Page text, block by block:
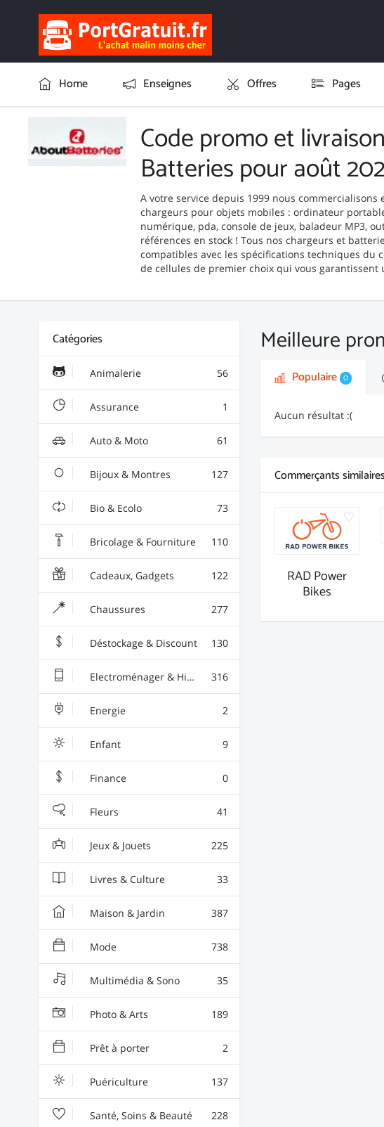
Home Enseignes Offres Pages
Code promo et
Batteries pour août
A votre service depuis 1999 nous
chargeurs pour objets mobiles : ordinateur
numérique, pda, console de jeux, baladeur MP3,
références en stock ! Tous nos chargeurs et
compatibles avec les spécifications techniques du
de cellules de premier choix qui vous garantissent
Catégories
Animalerie 56
Assurance 1
Auto & Moto 61
Bijoux & Montres 127
Bio & Ecolo 73
Bricolage & Fourniture 110
Cadeaux, Gadgets 122
Chaussures 277
Déstockage & Discount 130
Electroménager & High-Tech 316
Energie 2
Enfant 9
Finance 0
Fleurs 41
Jeux & Jouets 225
Livres & Culture 33
Maison & Jardin 387
Mode 738
Multimédia & Sono 35
Photo & Arts 189
Prêt à porter 2
Puériculture 137
Santé, Soins & Beauté 228
Meilleure
Populaire 0
Aucun résultat :(
Commerçants
RAD Power
Bikes